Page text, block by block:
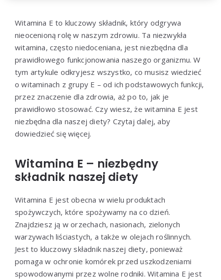
Witamina E to kluczowy składnik, który odgrywa
nieocenioną rolę w naszym zdrowiu. Ta niezwykła
witamina, często niedoceniana, jest niezbędna dla
prawidłowego funkcjonowania naszego organizmu. W
tym artykule odkryjesz wszystko, co musisz wiedzieć
o witaminach z grupy E – od ich podstawowych funkcji,
przez znaczenie dla zdrowia, aż po to, jak je
prawidłowo stosować. Czy wiesz, że witamina E jest
niezbędna dla naszej diety? Czytaj dalej, aby
dowiedzieć się więcej.
Witamina E – niezbędny
składnik naszej diety
Witamina E jest obecna w wielu produktach
spożywczych, które spożywamy na co dzień.
Znajdziesz ją w orzechach, nasionach, zielonych
warzywach liściastych, a także w olejach roślinnych.
Jest to kluczowy składnik naszej diety, ponieważ
pomaga w ochronie komórek przed uszkodzeniami
spowodowanymi przez wolne rodniki. Witamina E jest